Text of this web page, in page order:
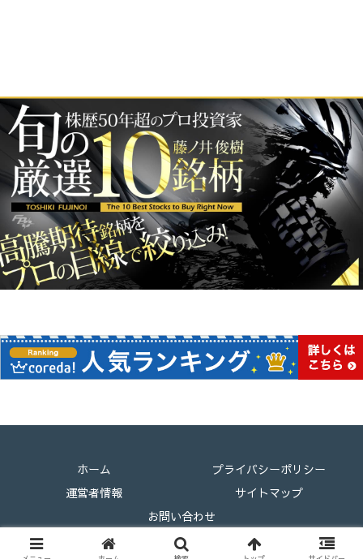
ホーム
プライバシーポリシー
運営者情報
サイトマップ
お問い合わせ
Copyright © 2024 クリプトエコノミー考察 All Rights Reserved.